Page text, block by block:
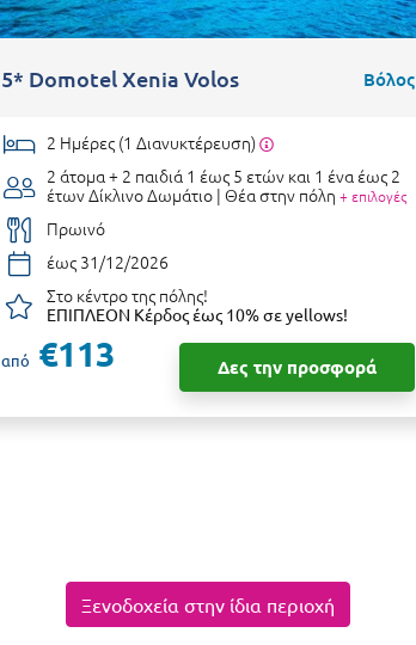
5* Domotel Xenia Volos Βόλος
2 Ημέρες (1 Διανυκτέρευση)
2 άτομα + 2 παιδιά 1 έως 5 ετών και 1 ένα έως 2
έτωνΔίκλινο Δωμάτιο | Θέα στην πόλη + επιλογές
Πρωινό
έως 31/12/2026
Στο κέντρο της πόλης!
ΕΠΙΠΛΕΟΝ Κέρδος έως 10% σε yellows!
από €113 Δες την προσφορά
Ξενοδοχεία στην ίδια περιοχή